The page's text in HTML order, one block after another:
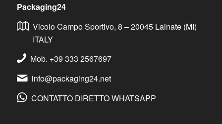
Packaging24
Vicolo Campo Sportivo, 8 – 20045 Lainate (MI)
ITALY
Mob. +39 333 2567697
info@packaging24.net
CONTATTO DIRETTO WHATSAPP